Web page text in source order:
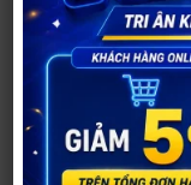
Rất hân hạnh
khách
Mua Gel Bôi
Bạn có thể mua
Shop Người Lớn